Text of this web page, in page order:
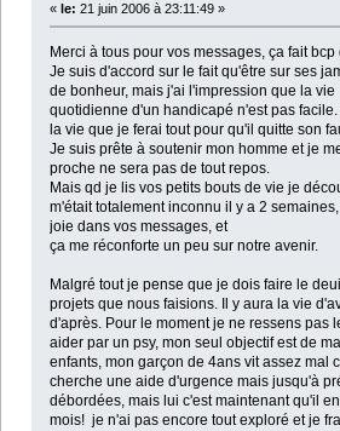
« le: 21 juin 2006 à 23:11:49 »
Merci à tous pour vos messages, ça fait bcp
Je suis d'accord sur le fait qu'être sur ses
de bonheur, mais j'ai l'impression que la vie
quotidienne d'un handicapé n'est pas
la vie que je ferai tout pour qu'il quitte son
Je suis prête à soutenir mon homme et je
proche ne sera pas de tout repos.
Mais qd je lis vos petits bouts de vie je
m'était totalement inconnu il y a 2
joie dans vos messages, et
ça me réconforte un peu sur notre avenir.
Malgré tout je pense que je dois faire le
projets que nous faisions. Il y aura la vie
d'après. Pour le moment je ne ressens pas
aider par un psy, mon seul objectif est de
enfants, mon garçon de 4ans vit assez mal
cherche une aide d'urgence mais jusqu'à
débordées, mais lui c'est maintenant qu'il
mois! je n'ai pas encore tout exploré et je